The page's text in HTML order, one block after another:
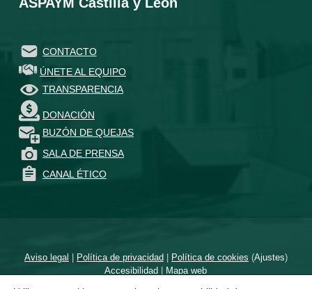
CONTACTO
ÚNETE AL EQUIPO
TRANSPARENCIA
DONACIÓN
BUZÓN DE QUEJAS
SALA DE PRENSA
CANAL ÉTICO
Aviso legal | Política de privacidad| Política de cookies (Ajustes)
Accesibilidad | Mapa web